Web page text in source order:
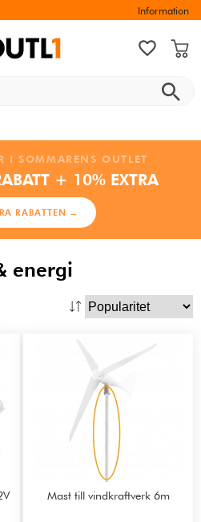
Information
I SOMMARENS OUTLET
+ 10% EXTRA
RABATTEN →
energi
Mast till vindkraftverk 6m